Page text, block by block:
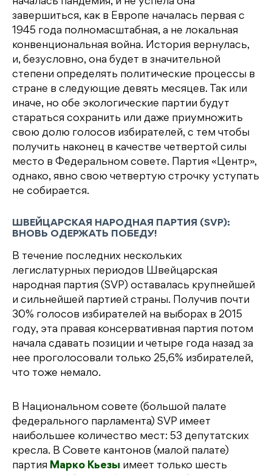
началась пандемия, и не успела она
завершиться, как в Европе началась первая с
1945 года полномасштабная, а не локальная
конвенциональная война. История вернулась,
и, безусловно, она будет в значительной
степени определять политические процессы в
стране в следующие девять месяцев. Так или
иначе, но обе экологические партии будут
стараться сохранить или даже приумножить
свою долю голосов избирателей, с тем чтобы
получить наконец в качестве четвертой силы
место в Федеральном совете. Партия «Центр»,
однако, явно свою четвертую строчку уступать
не собирается.
ШВЕЙЦАРСКАЯ НАРОДНАЯ ПАРТИЯ (SVP):
ВНОВЬ ОДЕРЖАТЬ ПОБЕДУ!
В течение последних нескольких
легислатурных периодов Швейцарская
народная партия (SVP) оставалась крупнейшей
и сильнейшей партией страны. Получив почти
30% голосов избирателей на выборах в 2015
году, эта правая консервативная партия потом
начала сдавать позиции и четыре года назад за
нее проголосовали только 25,6% избирателей,
что тоже немало.
В Национальном совете (большой палате
федерального парламента) SVP имеет
наибольшее количество мест: 53 депутатских
кресла. В Совете кантонов (малой палате)
партия Марко Кьезы имеет только шесть